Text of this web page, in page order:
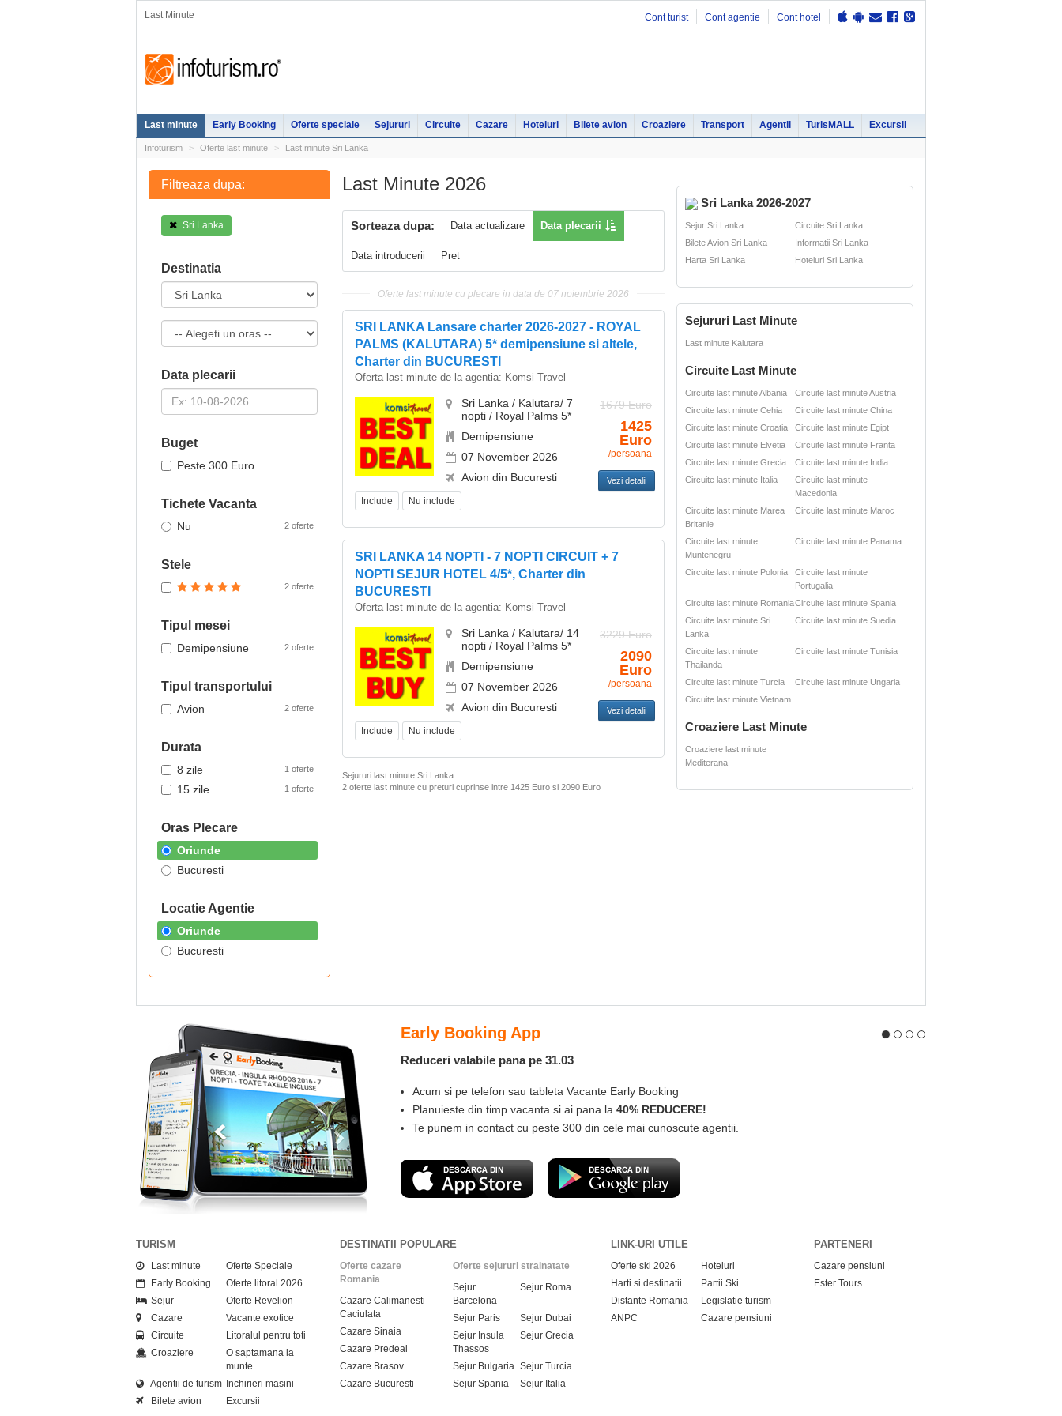
Last Minute Cont turist Cont agentie Cont hotel
Last minute Early Booking Oferte speciale Sejururi Circuite Cazare Hoteluri Bilete avion Croaziere Transport Agentii TurisMALL Excursii
Infoturism Oferte last minute Last minute Sri Lanka
Last Minute 2026
Sorteaza dupa: Data actualizare Data plecarii
Data introducerii Pret
Oferte last minute cu plecare in data de 07 noiembrie 2026
SRI LANKA Lansare charter 2026-2027 - ROYAL
PALMS (KALUTARA) 5* demipensiune si altele,
Charter din BUCURESTI
Oferta last minute de la agentia: Komsi Travel
Sri Lanka / Kalutara/ 7
nopti / Royal Palms 5*
Demipensiune
07 November 2026
Avion din Bucuresti
Include Nu include
1679 Euro
1425
Euro
/persoana
Vezi detalii
SRI LANKA 14 NOPTI - 7 NOPTI CIRCUIT + 7
NOPTI SEJUR HOTEL 4/5*, Charter din
BUCURESTI
Oferta last minute de la agentia: Komsi Travel
Sri Lanka / Kalutara/ 14
nopti / Royal Palms 5*
Demipensiune
07 November 2026
Avion din Bucuresti
Include Nu include
3229 Euro
2090
Euro
/persoana
Vezi detalii
Sejururi last minute Sri Lanka
2 oferte last minute cu preturi cuprinse intre 1425 Euro si 2090 Euro
Filtreaza dupa:
Sri Lanka
Destinatia
Data plecarii
Buget
Peste 300 Euro
Tichete Vacanta
2 oferte
Nu
Stele
2 oferte
Tipul mesei
2 oferte
Demipensiune
Tipul transportului
2 oferte
Avion
Durata
1 oferte
8 zile
1 oferte
15 zile
Oras Plecare
Oriunde
Bucuresti
Locatie Agentie
Oriunde
Bucuresti
Sri Lanka 2026-2027
Sejur Sri Lanka
Circuite Sri Lanka
Bilete Avion Sri Lanka
Informatii Sri Lanka
Harta Sri Lanka
Hoteluri Sri Lanka
Sejururi Last Minute
Last minute Kalutara
Circuite Last Minute
Circuite last minute Albania
Circuite last minute Austria
Circuite last minute Cehia
Circuite last minute China
Circuite last minute Croatia
Circuite last minute Egipt
Circuite last minute Elvetia
Circuite last minute Franta
Circuite last minute Grecia
Circuite last minute India
Circuite last minute Italia
Circuite last minute
Macedonia
Circuite last minute Marea
Britanie
Circuite last minute Maroc
Circuite last minute
Muntenegru
Circuite last minute Panama
Circuite last minute Polonia
Circuite last minute
Portugalia
Circuite last minute RomaniaCircuite last minute Spania
Circuite last minute Sri
Lanka
Circuite last minute Suedia
Circuite last minute
Thailanda
Circuite last minute Tunisia
Circuite last minute Turcia
Circuite last minute Ungaria
Circuite last minute Vietnam
Croaziere Last Minute
Croaziere last minute
Mediterana
Early Booking App
Reduceri valabile pana pe 31.03
Acum si pe telefon sau tableta Vacante Early Booking
Planuieste din timp vacanta si ai pana la 40% REDUCERE!
Te punem in contact cu peste 300 din cele mai cunoscute agentii.
TURISM
Last minute
Oferte Speciale
Early Booking
Oferte litoral 2026
Sejur
Oferte Revelion
Cazare
Vacante exotice
Circuite
Litoralul pentru toti
Croaziere
O saptamana la
munte
Agentii de turism Inchirieri masini
Bilete avion
Excursii
DESTINATII POPULARE
Oferte cazare
Romania
Cazare Calimanesti-
Caciulata
Cazare Sinaia
Cazare Predeal
Cazare Brasov
Cazare Bucuresti
Oferte sejururi strainatate
Sejur
Barcelona
Sejur Roma
Sejur Paris
Sejur Dubai
Sejur Insula
Thassos
Sejur Grecia
Sejur Bulgaria Sejur Turcia
Sejur Spania
Sejur Italia
LINK-URI UTILE
Oferte ski 2026
Hoteluri
Harti si destinatii
Partii Ski
Distante Romania
Legislatie turism
ANPC
Cazare pensiuni
PARTENERI
Cazare pensiuni
Ester Tours